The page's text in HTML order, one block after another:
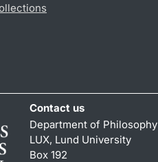
Contact us
Department of Philosophy
LUX, Lund University
Box 192